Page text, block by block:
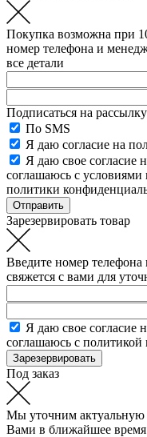
Покупка возможна при
номер телефона и
все детали
Подписаться на
По SMS
Я даю согласие на
Я даю свое согласие
соглашаюсь с условиями
политики
Зарезервировать товар
Введите номер телефона
свяжется с вами для
Я даю свое согласие
соглашаюсь с
Под заказ
Мы уточним актуальную
Вами в ближайшее время.